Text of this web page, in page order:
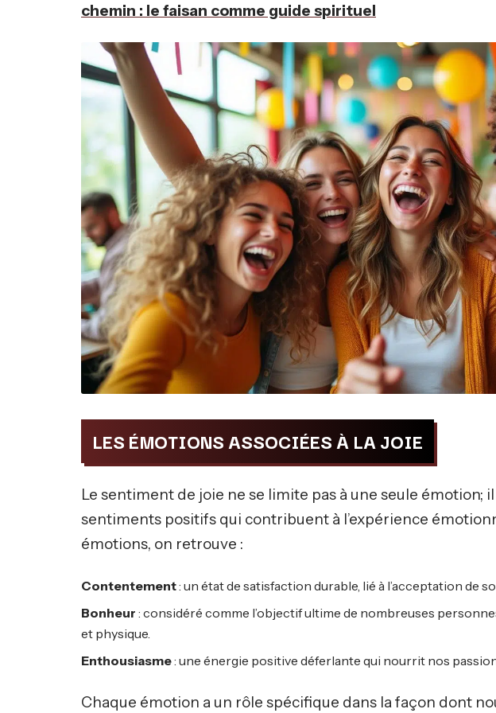
chemin : le faisan comme guide spirituel
LES ÉMOTIONS ASSOCIÉES À LA JOIE
Le sentiment de joie ne se limite pas à une seule émotion;
sentiments positifs qui contribuent à l’expérience
émotions, on retrouve :
Contentement: un état de satisfaction durable, lié à l’acceptation de
Bonheur : considéré comme l’objectif ultime de nombreuses
et physique.
Enthousiasme: une énergie positive déferlante qui nourrit nos
Chaque émotion a un rôle spécifique dans la façon dont